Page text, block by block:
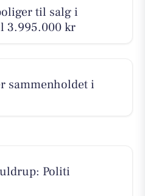
til salg i
3.995.000 kr
sammenholdet i
Politi